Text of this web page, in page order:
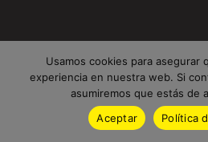
Usamos cookies para asegurar
experiencia en nuestra web. Si
asumiremos que estás de
Aceptar
Política